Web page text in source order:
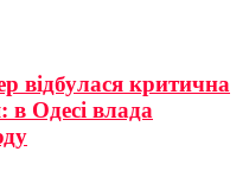
відбулася критична
в Одесі влада